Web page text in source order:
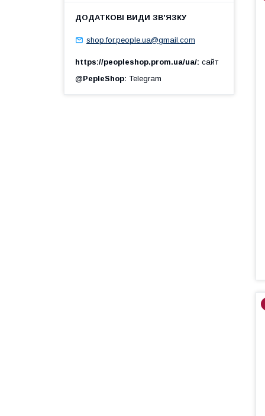
shop.for.people.ua@gmail.com
https://peopleshop.prom.ua/ua/ сайт
@PepleShop Telegram